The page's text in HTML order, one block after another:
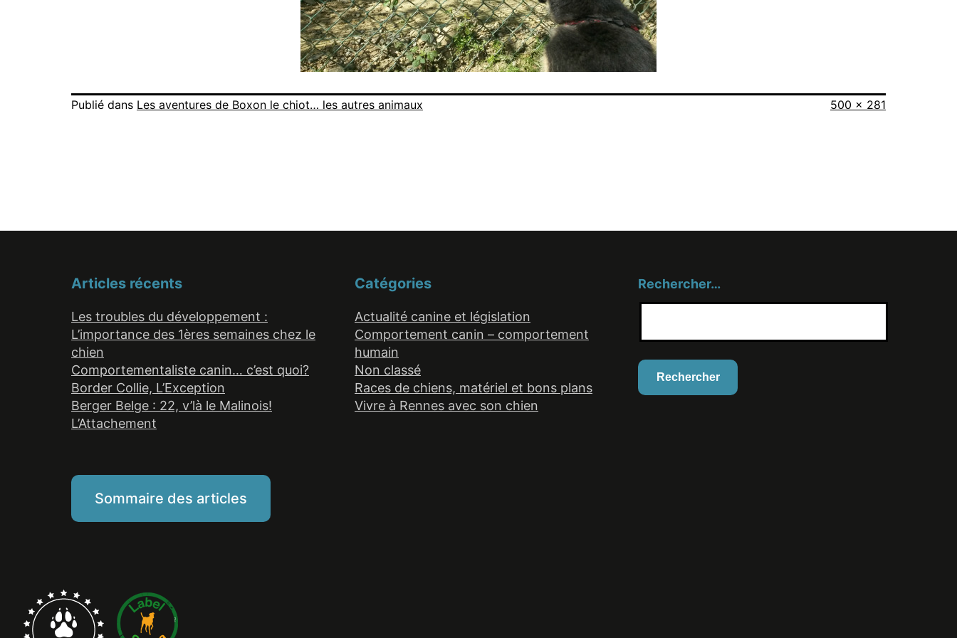
Publié dans Les aventures de Boxon le chiot… les autres animaux
Taille
500 × 281
Articles récents
Les troubles du développement :
L’importance des 1ères semaines chez le
chien
Comportementaliste canin… c’est quoi?
Border Collie, L’Exception
Berger Belge : 22, v’là le Malinois!
L’Attachement
Catégories
Actualité canine et législation
Comportement canin – comportement
humain
Non classé
Races de chiens, matériel et bons plans
Vivre à Rennes avec son chien
Rechercher…
Sommaire des articles